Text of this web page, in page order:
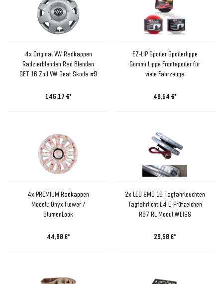
4x Original VW Radkappen
Radzierblenden Rad Blenden
SET 16 Zoll VW Seat Skoda #9
146,17 €*
EZ-LIP Spoiler Spoilerlippe
Gummi Lippe Frontspoiler für
viele Fahrzeuge
48,54 €*
4x PREMIUM Radkappen
Modell: Onyx Flower /
BlumenLook
44,88 €*
2x LED SMD 16 Tagfahrleuchten
Tagfahrlicht E4 E-Prüfzeichen
R87 RL Modul WEISS
29,58 €*